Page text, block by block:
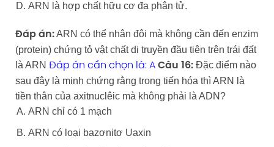
ARN là hợp chất hữu cơ đa phân tử.
Đáp án:ARN có thể nhân đôi mà không cần đến enzim
(protein) chứng tỏ vật chất di truyền đầu tiên trên trái đất
là ARN Đáp án cần chọn là: A Câu 16:Đặc điểm nào
sau đây là minh chứng rằng trong tiến hóa thì ARN là
tiền thân của axitnuclêic mà không phải là ADN?
ARN chỉ có 1 mạch
ARN có loại bazơnitơ Uaxin